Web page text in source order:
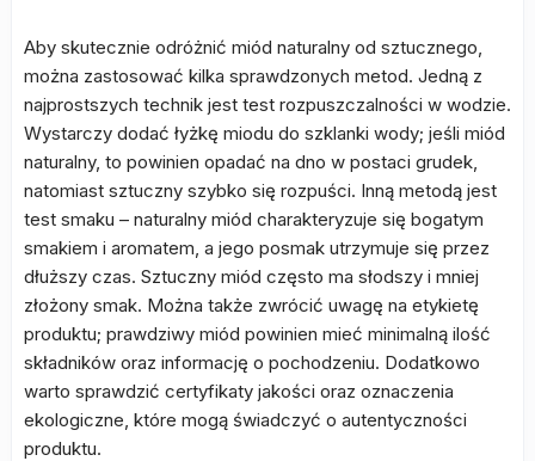
Aby skutecznie odróżnić miód naturalny od sztucznego,
można zastosować kilka sprawdzonych metod. Jedną z
najprostszych technik jest test rozpuszczalności w wodzie.
Wystarczy dodać łyżkę miodu do szklanki wody; jeśli miód
naturalny, to powinien opadać na dno w postaci grudek,
natomiast sztuczny szybko się rozpuści. Inną metodą jest
test smaku – naturalny miód charakteryzuje się bogatym
smakiem i aromatem, a jego posmak utrzymuje się przez
dłuższy czas. Sztuczny miód często ma słodszy i mniej
złożony smak. Można także zwrócić uwagę na etykietę
produktu; prawdziwy miód powinien mieć minimalną ilość
składników oraz informację o pochodzeniu. Dodatkowo
warto sprawdzić certyfikaty jakości oraz oznaczenia
ekologiczne, które mogą świadczyć o autentyczności
produktu.